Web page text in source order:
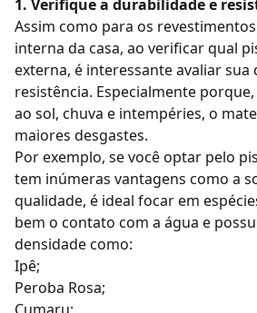
1. Verifique a durabilidade e
Assim como para os
interna da casa, ao verificar qual
externa, é interessante avaliar sua
resistência. Especialmente
ao sol, chuva e intempéries, o
maiores desgastes.
Por exemplo, se você optar pelo
tem inúmeras vantagens como a
qualidade, é ideal focar em
bem o contato com a água e
densidade como:
Ipê;
Peroba Rosa;